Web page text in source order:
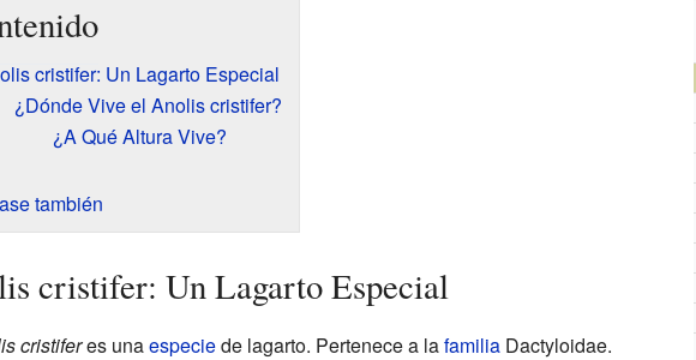
cristifer: Un Lagarto Especial
¿Dónde Vive el Anolis cristifer?
¿A Qué Altura Vive?
también
cristifer: Un Lagarto Especial
cristiferes unaespeciede lagarto. Pertenece a lafamiliaDactyloidae.